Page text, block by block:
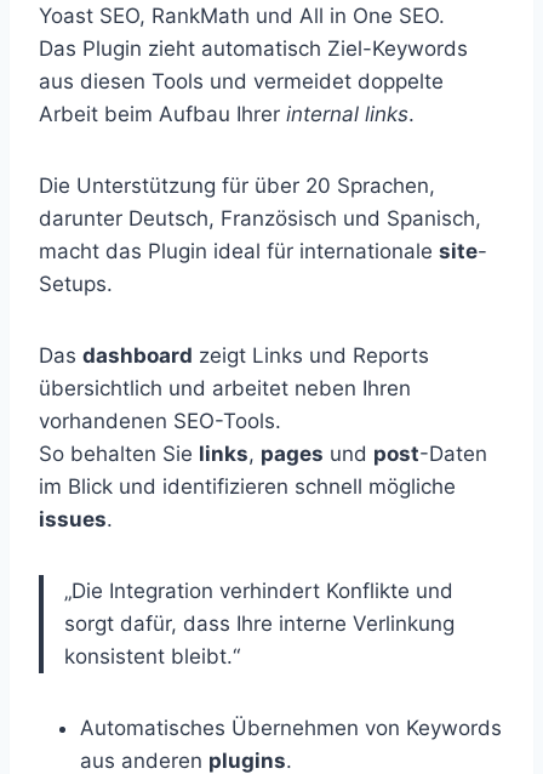
Yoast SEO, RankMath und All in One SEO.
Das Plugin zieht automatisch Ziel-Keywords
aus diesen Tools und vermeidet doppelte
Arbeit beim Aufbau Ihrer internal links.
Die Unterstützung für über 20 Sprachen,
darunter Deutsch, Französisch und Spanisch,
macht das Plugin ideal für internationale site-
Setups.
Das dashboard zeigt Links und Reports
übersichtlich und arbeitet neben Ihren
vorhandenen SEO-Tools.
So behalten Sie links, pages und post-Daten
im Blick und identifizieren schnell mögliche
issues.
„Die Integration verhindert Konflikte und
sorgt dafür, dass Ihre interne Verlinkung
konsistent bleibt.“
Automatisches Übernehmen von Keywords
aus anderen plugins.